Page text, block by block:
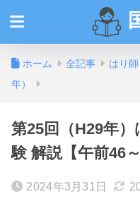
ホーム 全記事 はり
年）
第25回（H29年
験 解説【午前46～
2024年3月31日